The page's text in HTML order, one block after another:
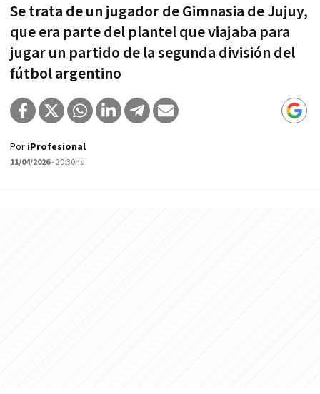
Se trata de un jugador de Gimnasia de Jujuy,
que era parte del plantel que viajaba para
jugar un partido de la segunda división del
fútbol argentino
Por iProfesional
11/04/2026- 20:30hs